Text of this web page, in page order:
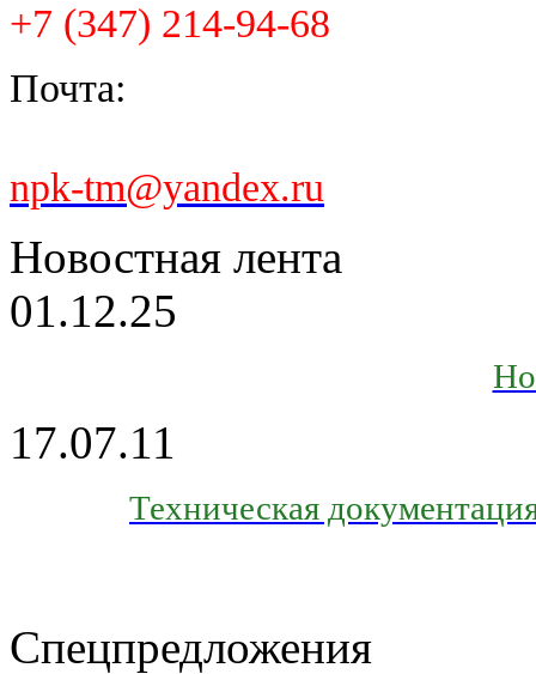
+7 (347) 214-94-68
Почта:
npk-tm@yandex.ru
Новостная лента
01.12.25
17.07.11
Техническая
Спецпредложения